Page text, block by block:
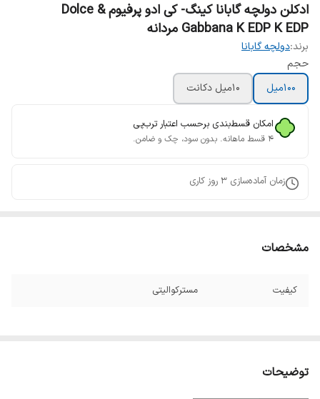
ادکلن دولچه گابانا کینگ- کی ادو پرفیوم Dolce &
Gabbana K EDP K EDP مردانه
برند:دولچه گابانا
حجم
100میل
10میل دکانت
امکان قسط‌بندی برحسب اعتبار ترب‌پی
۴ قسط ماهانه. بدون سود، چک و ضامن.
زمان آماده‌سازی 3 روز کاری
مشخصات
کیفیت مسترکوالیتی
توضیحات